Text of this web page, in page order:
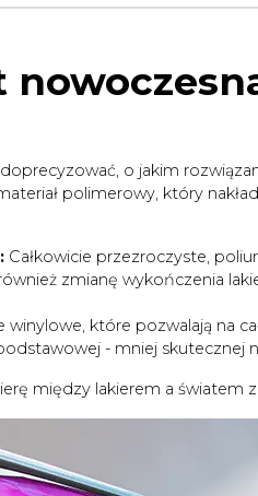
o jakim
polimerowy, który
Całkowicie przezroczyste,
zmianę wykończenia
winylowe, które pozwalają na
- mniej skutecznej
między lakierem a światem